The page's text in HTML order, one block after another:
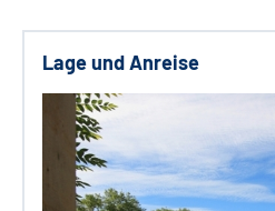
Lage und Anreise